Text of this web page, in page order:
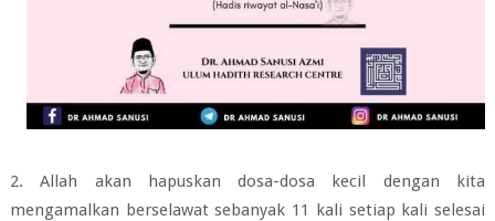
2. Allah akan hapuskan dosa-dosa kecil dengan kita
mengamalkan berselawatsebanyak 11 kali setiap kali selesai